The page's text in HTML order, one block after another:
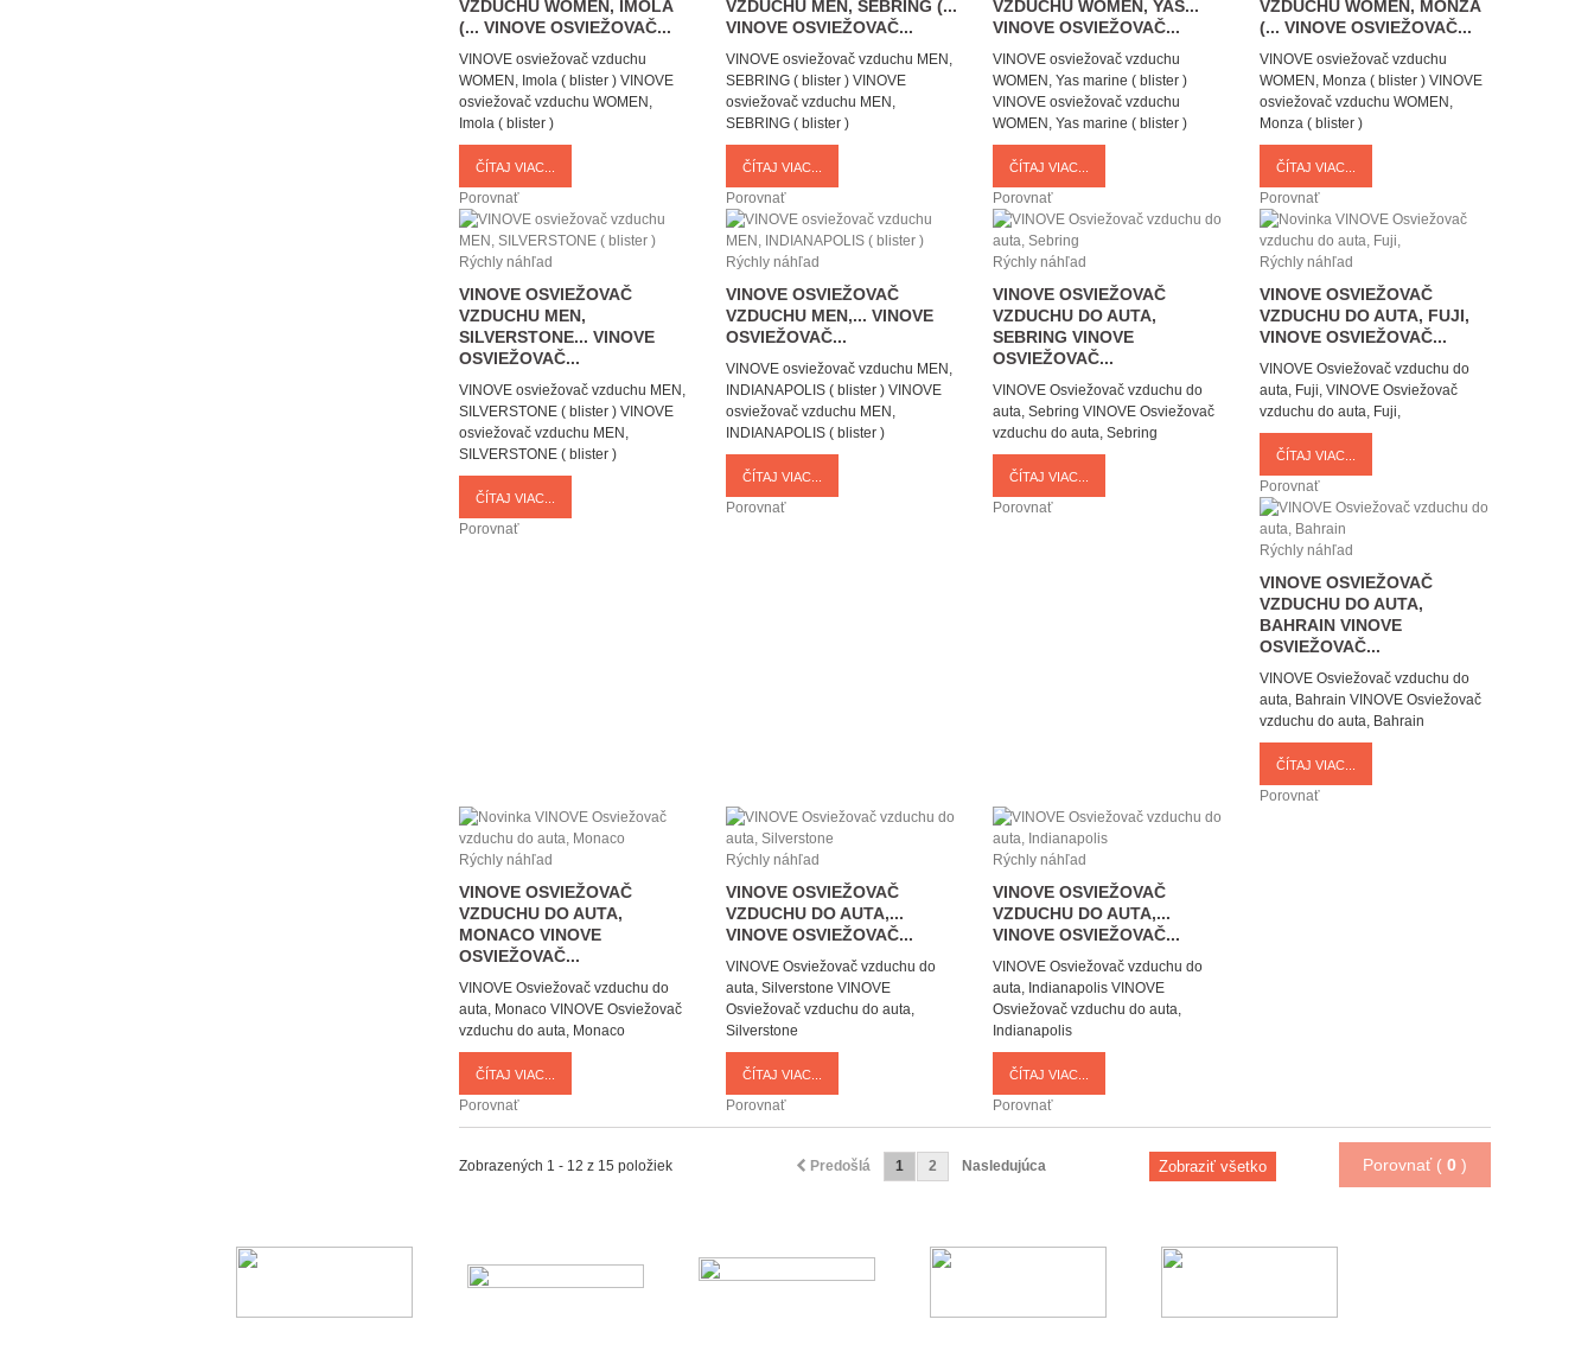
VZDUCHU WOMEN, IMOLA
(... VINOVE OSVIEŽOVAČ...
VINOVE osviežovač vzduchu
WOMEN, Imola ( blister ) VINOVE
osviežovač vzduchu WOMEN,
Imola ( blister )
ČÍTAJ VIAC...
Porovnať
VZDUCHU MEN, SEBRING (...
VINOVE OSVIEŽOVAČ...
VINOVE osviežovač vzduchu MEN,
SEBRING ( blister ) VINOVE
osviežovač vzduchu MEN,
SEBRING ( blister )
ČÍTAJ VIAC...
Porovnať
VZDUCHU WOMEN, YAS...
VINOVE OSVIEŽOVAČ...
VINOVE osviežovač vzduchu
WOMEN, Yas marine ( blister )
VINOVE osviežovač vzduchu
WOMEN, Yas marine ( blister )
ČÍTAJ VIAC...
Porovnať
VZDUCHU WOMEN, MONZA
(... VINOVE OSVIEŽOVAČ...
VINOVE osviežovač vzduchu
WOMEN, Monza ( blister ) VINOVE
osviežovač vzduchu WOMEN,
Monza ( blister )
ČÍTAJ VIAC...
Porovnať
Rýchly náhľad
VINOVE OSVIEŽOVAČ
VZDUCHU MEN,
SILVERSTONE... VINOVE
OSVIEŽOVAČ...
VINOVE osviežovač vzduchu MEN,
SILVERSTONE ( blister ) VINOVE
osviežovač vzduchu MEN,
SILVERSTONE ( blister )
ČÍTAJ VIAC...
Porovnať
Rýchly náhľad
VINOVE OSVIEŽOVAČ
VZDUCHU MEN,... VINOVE
OSVIEŽOVAČ...
VINOVE osviežovač vzduchu MEN,
INDIANAPOLIS ( blister ) VINOVE
osviežovač vzduchu MEN,
INDIANAPOLIS ( blister )
ČÍTAJ VIAC...
Porovnať
Rýchly náhľad
VINOVE OSVIEŽOVAČ
VZDUCHU DO AUTA,
SEBRING VINOVE
OSVIEŽOVAČ...
VINOVE Osviežovač vzduchu do
auta, Sebring VINOVE Osviežovač
vzduchu do auta, Sebring
ČÍTAJ VIAC...
Porovnať
Rýchly náhľad
VINOVE OSVIEŽOVAČ
VZDUCHU DO AUTA, FUJI,
VINOVE OSVIEŽOVAČ...
VINOVE Osviežovač vzduchu do
auta, Fuji, VINOVE Osviežovač
vzduchu do auta, Fuji,
ČÍTAJ VIAC...
Porovnať
Rýchly náhľad
VINOVE OSVIEŽOVAČ
VZDUCHU DO AUTA,
BAHRAIN VINOVE
OSVIEŽOVAČ...
VINOVE Osviežovač vzduchu do
auta, Bahrain VINOVE Osviežovač
vzduchu do auta, Bahrain
ČÍTAJ VIAC...
Porovnať
Rýchly náhľad
VINOVE OSVIEŽOVAČ
VZDUCHU DO AUTA,
MONACO VINOVE
OSVIEŽOVAČ...
VINOVE Osviežovač vzduchu do
auta, Monaco VINOVE Osviežovač
vzduchu do auta, Monaco
ČÍTAJ VIAC...
Porovnať
Rýchly náhľad
VINOVE OSVIEŽOVAČ
VZDUCHU DO AUTA,...
VINOVE OSVIEŽOVAČ...
VINOVE Osviežovač vzduchu do
auta, Silverstone VINOVE
Osviežovač vzduchu do auta,
Silverstone
ČÍTAJ VIAC...
Porovnať
Rýchly náhľad
VINOVE OSVIEŽOVAČ
VZDUCHU DO AUTA,...
VINOVE OSVIEŽOVAČ...
VINOVE Osviežovač vzduchu do
auta, Indianapolis VINOVE
Osviežovač vzduchu do auta,
Indianapolis
ČÍTAJ VIAC...
Porovnať
Porovnať ( 0 )
Zobraziť všetko
Predošlá 1 2 Nasledujúca
Zobrazených 1 - 12 z 15 položiek